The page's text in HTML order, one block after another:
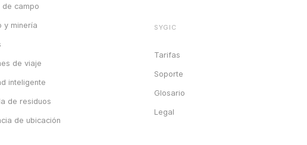
de campo
y minería
de viaje
inteligente
de residuos
de ubicación
SYGIC
Tarifas
Soporte
Glosario
Legal